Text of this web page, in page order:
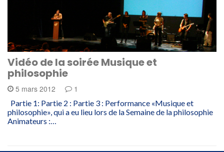
Vidéo de la soirée Musique et
philosophie
5 mars 2012 1
Partie 1: Partie 2 : Partie 3 : Performance «Musique et
philosophie», qui a eu lieu lors de la Semaine de la philosophie
Animateurs :…